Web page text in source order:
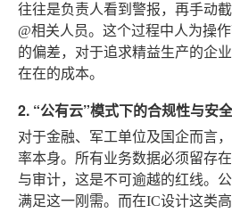
往往是负责人看到警报，再手动
@相关人员。这个过程中人为操
的偏差，对于追求精益生产的企
在在的成本。
2. “公有云”模式下的合规性与安
对于金融、军工单位及国企而言
率本身。所有业务数据必须留存
与审计，这是不可逾越的红线。
满足这一刚需。而在IC设计这类